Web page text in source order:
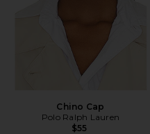
Chino Cap
Polo Ralph Lauren
$55